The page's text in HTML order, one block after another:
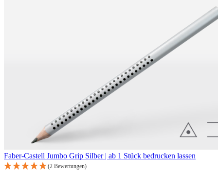
Faber-Castell Jumbo Grip Silber | ab 1 Stück bedrucken lassen
(2 Bewertungen)